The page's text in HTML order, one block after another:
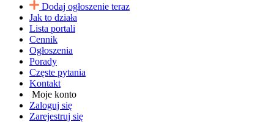
Dodaj ogłoszenie teraz
Jak to działa
Lista portali
Cennik
Ogłoszenia
Porady
Częste pytania
Kontakt
Moje konto
Zaloguj się
Zarejestruj się